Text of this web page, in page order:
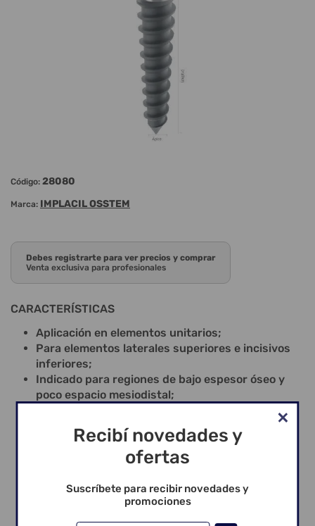
Código: 28080
Marca: IMPLACIL OSSTEM
Debes registrarte para ver precios y comprar
Venta exclusiva para profesionales
CARACTERÍSTICAS
Aplicación en elementos unitarios;
Para elementos laterales superiores e incisivos
inferiores;
Indicado para regiones de bajo espesor óseo y
poco espacio mesiodistal;
Versatilidad protésica, permitiendo aplicación
cementada o atornillada;
Permite instalación en cualquier densidad ósea:
Rotación perforación 800 a 1200 Rpm;
Rotación de instalación: 20 rpm;
Torque de instalación recomendado hasta 40
Recibí novedades y
ofertas
Suscríbete para recibir novedades y
promociones